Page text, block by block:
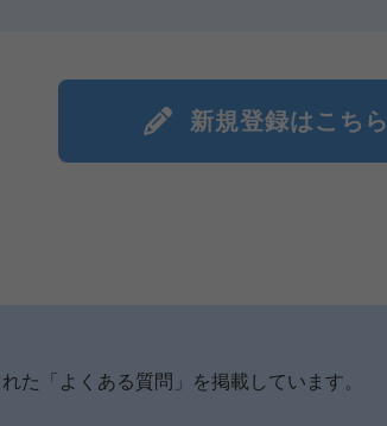
新規登録はこちら
た「よくある質問」を掲載しています。